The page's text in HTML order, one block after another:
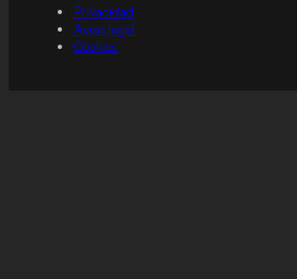
Privacidad
Aviso legal
Cookies